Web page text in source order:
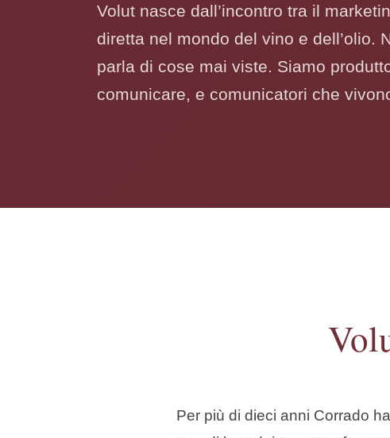
Volut nasce dall’incontro tra il
diretta nel mondo del vino e dell’olio.
parla di cose mai viste. Siamo
comunicare, e comunicatori che
Per più di dieci anni Corrado